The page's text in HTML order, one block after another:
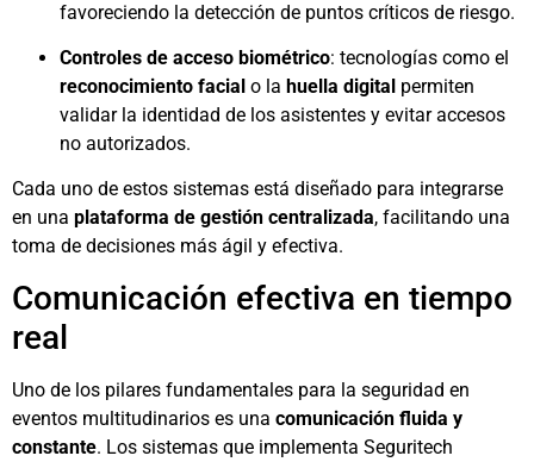
favoreciendo la detección de puntos críticos de riesgo.
Controles de acceso biométrico: tecnologías como el
reconocimiento facial o la huella digital permiten
validar la identidad de los asistentes y evitar accesos
no autorizados.
Cada uno de estos sistemas está diseñado para integrarse
en una plataforma de gestión centralizada, facilitando una
toma de decisiones más ágil y efectiva.
Comunicación efectiva en tiempo
real
Uno de los pilares fundamentales para la seguridad en
eventos multitudinarios es una comunicación fluida y
constante. Los sistemas que implementa Seguritech